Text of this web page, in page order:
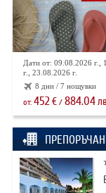
Дати от: 09.08.2026 г.,
г., 23.08.2026 г.
8 дни / 7 нощувки
от: 452€/ 884.04